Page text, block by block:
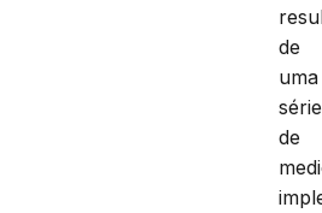
de
uma
série
de